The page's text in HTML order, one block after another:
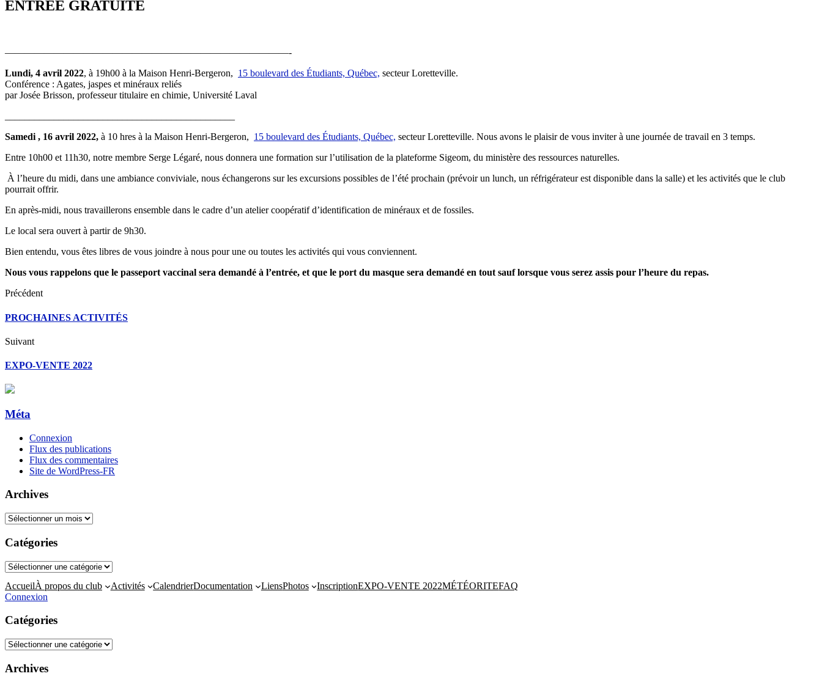
ENTRÉE GRATUITE
—————————————————————————————-
Lundi, 4 avril 2022, à 19h00 à la Maison Henri-Bergeron, 15 boulevard des Étudiants, Québec, secteur Loretteville.
Conférence : Agates, jaspes et minéraux reliés
par Josée Brisson, professeur titulaire en chimie, Université Laval
Samedi , 16 avril 2022, à 10 hres à la Maison Henri-Bergeron, 15 boulevard des Étudiants, Québec, secteur Loretteville. Nous avons le plaisir de vous inviter à une journée de travail en 3 temps.
Entre 10h00 et 11h30, notre membre Serge Légaré, nous donnera une formation sur l’utilisation de la plateforme Sigeom, du ministère des ressources naturelles.
À l’heure du midi, dans une ambiance conviviale, nous échangerons sur les excursions possibles de l’été prochain (prévoir un lunch, un réfrigérateur est disponible dans la salle) et les activités que le club
pourrait offrir.
En après-midi, nous travaillerons ensemble dans le cadre d’un atelier coopératif d’identification de minéraux et de fossiles.
Le local sera ouvert à partir de 9h30.
Bien entendu, vous êtes libres de vous joindre à nous pour une ou toutes les activités qui vous conviennent.
Nous vous rappelons que le passeport vaccinal sera demandé à l’entrée, et que le port du masque sera demandé en tout sauf lorsque vous serez assis pour l’heure du repas.
Précédent
PROCHAINES ACTIVITÉS
Suivant
EXPO-VENTE 2022
Méta
Connexion
Flux des publications
Flux des commentaires
Site de WordPress-FR
Archives
Archives
Catégories
Catégories
AccueilÀ propos du club Activités CalendrierDocumentation LiensPhotos InscriptionEXPO-VENTE 2022MÉTÉORITEFAQ
Connexion
Catégories
Catégories
Archives